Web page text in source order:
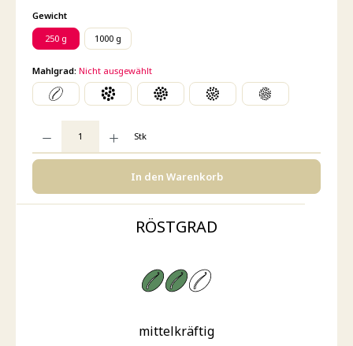
Gewichtauswählen
250 g
1000 g
Mahlgrad: Nicht ausgewählt
Stk
In den Warenkorb
RÖSTGRAD
mittelkräftig